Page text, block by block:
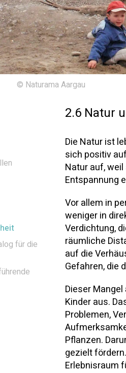
© Naturama Aargau
für die
2.6 Natur
Die Natur ist
sich positiv
Natur auf,
Entspannung
Vor allem in
weniger in
Verdichtung,
räumliche
auf die
Gefahren, die
Dieser
Kinder aus.
Problemen,
Pflanzen.
gezielt
Erlebnisraum